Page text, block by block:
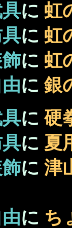
に 虹
具に 虹
に 虹
に銀
に 硬
具に 夏
に 津
に ち